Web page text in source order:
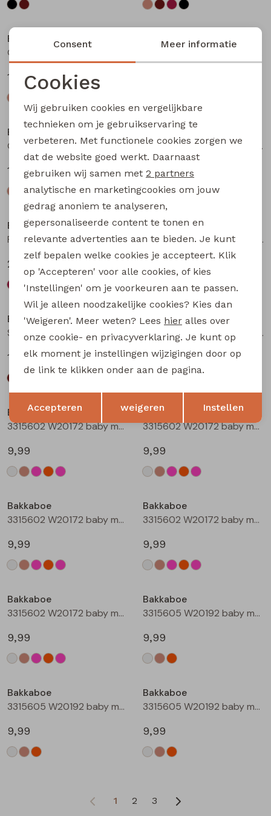
Bakkaboe
12,99
Bakkaboe
Bakkaboe
Olivia baby W20243 baby meisjes T-shirt lm Zwart
12,99
Bakkaboe
Fenda baby W20261 baby meisjes denim jack Wijnrood
24,99
Bakkaboe
Fenda baby W20261 baby meisjes denim jack Zand
24,99
Bakkaboe
Sarra baby W20228 baby meisjes lange broek Bruin donker
12,99
Bakkaboe
Sarra baby W20228 baby meisjes lange broek Wijnrood
12,99
Bakkaboe
Sarra baby W20228 baby meisjes lange broek Zwart
12,99
Bakkaboe
3315602 W20172 baby meisjes T-shirt lm Cream
9,99
Bakkaboe
3315602 W20172 baby meisjes T-shirt lm Taupe
9,99
Bakkaboe
3315602 W20172 baby meisjes T-shirt lm Rose
9,99
Bakkaboe
3315602 W20172 baby meisjes T-shirt lm Perzik
9,99
Bakkaboe
3315602 W20172 baby meisjes T-shirt lm Rose
9,99
Bakkaboe
3315605 W20192 baby meisjes T-shirt lm Cream
9,99
Bakkaboe
3315605 W20192 baby meisjes T-shirt lm Taupe
9,99
Bakkaboe
3315605 W20192 baby meisjes T-shirt lm Perzik
9,99
1 2 3
Noodzakelijke cookies
Analytische cookies
Marketing cookies
Terug Opslaan
Consent Meer informatie
Cookies
Wij gebruiken cookies en vergelijkbare
technieken om je gebruikservaring te
verbeteren. Met functionele cookies zorgen we
dat de website goed werkt. Daarnaast
gebruiken wij samen met 2 partners
analytische en marketingcookies om jouw
gedrag anoniem te analyseren,
gepersonaliseerde content te tonen en
relevante advertenties aan te bieden. Je kunt
zelf bepalen welke cookies je accepteert. Klik
op 'Accepteren' voor alle cookies, of kies
'Instellingen' om je voorkeuren aan te passen.
Wil je alleen noodzakelijke cookies? Kies dan
'Weigeren'. Meer weten? Lees hier alles over
onze cookie- en privacyverklaring. Je kunt op
elk moment je instellingen wijzigingen door op
de link te klikken onder aan de pagina.
Accepteren weigeren Instellen